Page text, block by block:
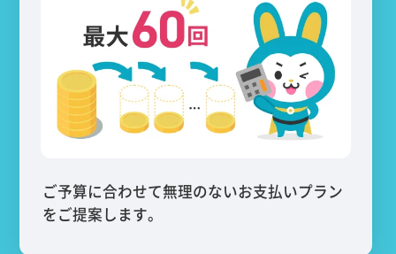
ご予算に合わせて無理のないお支払いプラン
をご提案します。